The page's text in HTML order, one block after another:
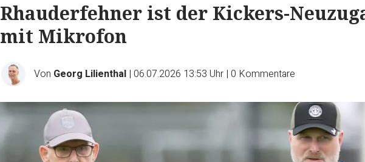
Rhauderfehner ist der Kickers-
mit Mikrofon
Von Georg Lilienthal | 06.07.2026 13:53 Uhr | 0 Kommentare